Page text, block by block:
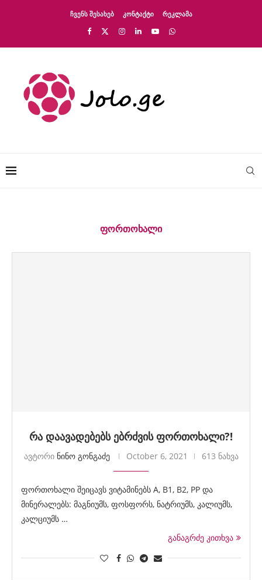
ᲩᲕᲔᲜᲡ ᲨᲔᲡᲐᲮᲔᲑ ᲙᲝᲜᲢᲐᲥᲢᲘ ᲠᲔᲙᲚᲐᲛᲐ
ᲤᲝᲠᲗᲝᲮᲐᲚᲘ
რა დაავადებებს ებრძვის ფორთოხალი?!
ავტორი ნინო გონგაძე October 6, 2021 613 ნახვა
ფორთოხალი შეიცავს ვიტამინებს A, B1, B2, PP და
მინერალებს: მაგნიუმს, ფოსფორს, ნატრიუმს, კალიუმს,
კალციუმს …
განაგრძე კითხვა